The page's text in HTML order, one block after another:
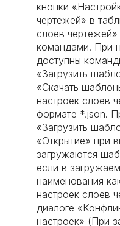
кнопки
чертежей» в
слоев
командами. При
доступны
«Загрузить
«Скачать
настроек слоев
формате *.json.
«Загрузить
«Открытие» при
загружаются
если в
наименования
настроек слоев
диалоге
настроек» (При